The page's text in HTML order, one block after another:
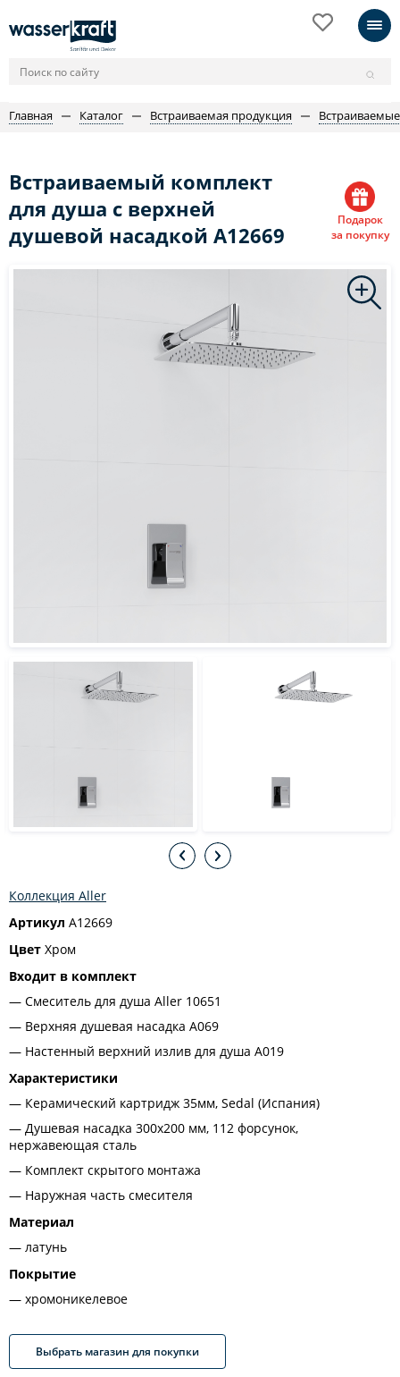
Главная Каталог Встраиваемая продукция
Встраиваемый комплект
для душа с верхней
душевой насадкой A12669
Подарок
за покупку
Коллекция Aller
Артикул A12669
Цвет Хром
Входит в комплект
Смеситель для душа Aller 10651
Верхняя душевая насадка A069
Настенный верхний излив для душа A019
Характеристики
Керамический картридж 35мм, Sedal (Испания)
Душевая насадка 300х200 мм, 112 форсунок,
нержавеющая сталь
Комплект скрытого монтажа
Наружная часть смесителя
Материал
латунь
Покрытие
хромоникелевое
Выбрать магазин для покупки